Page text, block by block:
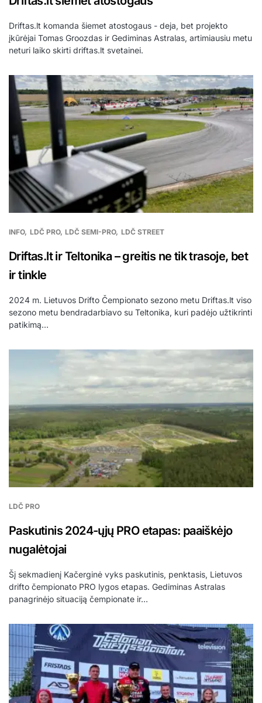
Driftas.lt komanda šiemet atostogaus - deja, bet projekto
įkūrėjai Tomas Groozdas ir Gediminas Astralas, artimiausiu metu
neturi laiko skirti driftas.lt svetainei.
INFO LDČ PRO LDČ SEMI-PRO LDČ STREET
Driftas.lt ir Teltonika – greitis ne tik trasoje, bet
ir tinkle
2024 m. Lietuvos Drifto Čempionato sezono metu Driftas.lt viso
sezono metu bendradarbiavo su Teltonika, kuri padėjo užtikrinti
patikimą…
LDČ PRO
Paskutinis 2024-ųjų PRO etapas: paaiškėjo
nugalėtojai
Šį sekmadienį Kačerginė vyks paskutinis, penktasis, Lietuvos
drifto čempionato PRO lygos etapas. Gediminas Astralas
panagrinėjo situaciją čempionate ir…